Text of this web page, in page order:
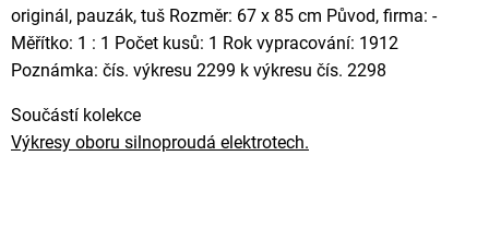
originál, pauzák, tuš Rozměr: 67 x 85 cm Původ, firma: -
Měřítko: 1 : 1 Počet kusů: 1 Rok vypracování: 1912
Poznámka: čís. výkresu 2299 k výkresu čís. 2298
Součástí kolekce
Výkresy oboru silnoproudá elektrotech.